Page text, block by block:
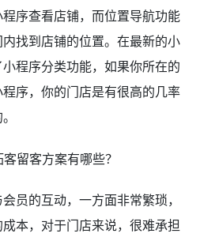
序查看店铺，而位置导航功能
找到店铺的位置。在最新的小
程序分类功能，如果你所在的
序，你的门店是有很高的几率
员的互动，一方面非常繁琐，
本，对于门店来说，很难承担